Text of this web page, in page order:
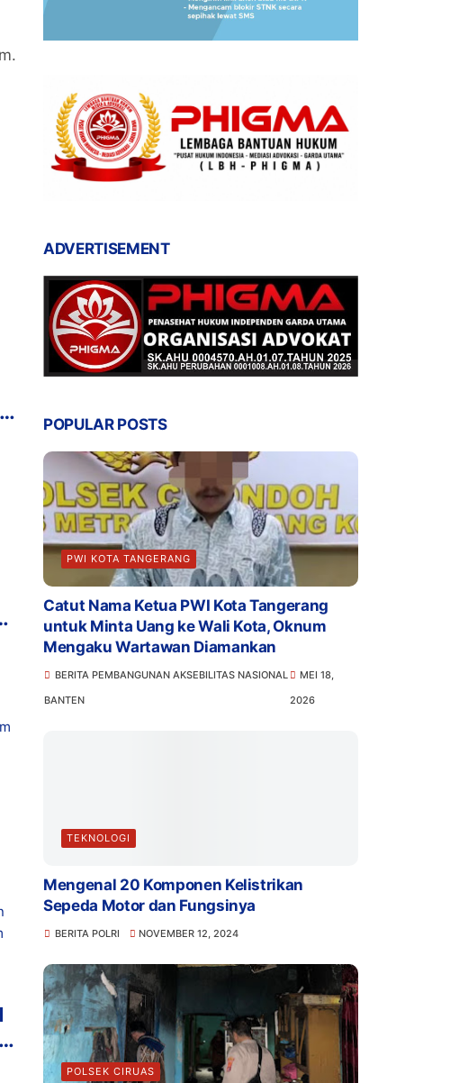
ADVERTISEMENT
POPULAR POSTS
PWI KOTA TANGERANG
Catut Nama Ketua PWI Kota Tangerang
untuk Minta Uang ke Wali Kota, Oknum
Mengaku Wartawan Diamankan
BERITA PEMBANGUNAN AKSEBILITAS NASIONAL
BANTEN
MEI 18,
2026
TEKNOLOGI
Mengenal 20 Komponen Kelistrikan
Sepeda Motor dan Fungsinya
BERITA POLRI NOVEMBER 12, 2024
POLSEK CIRUAS